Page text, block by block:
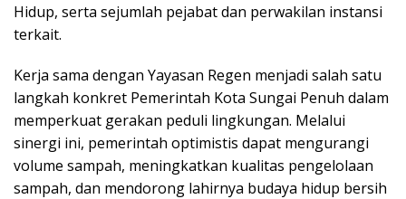
Hidup, serta sejumlah pejabat dan perwakilan instansi
terkait.
Kerja sama dengan Yayasan Regen menjadi salah satu
langkah konkret Pemerintah Kota Sungai Penuh dalam
memperkuat gerakan peduli lingkungan. Melalui
sinergi ini, pemerintah optimistis dapat mengurangi
volume sampah, meningkatkan kualitas pengelolaan
sampah, dan mendorong lahirnya budaya hidup bersih